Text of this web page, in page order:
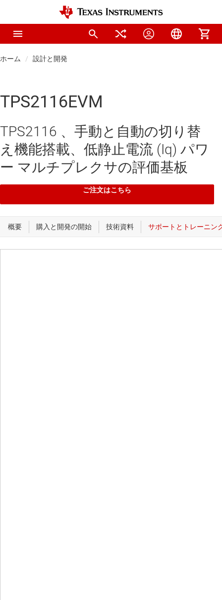
ホーム 設計と開発
TPS2116EVM
TPS2116 、手動と自動の切り替
え機能搭載、低静止電流 (Iq) パワ
ー マルチプレクサの評価基板
ご注文はこちら